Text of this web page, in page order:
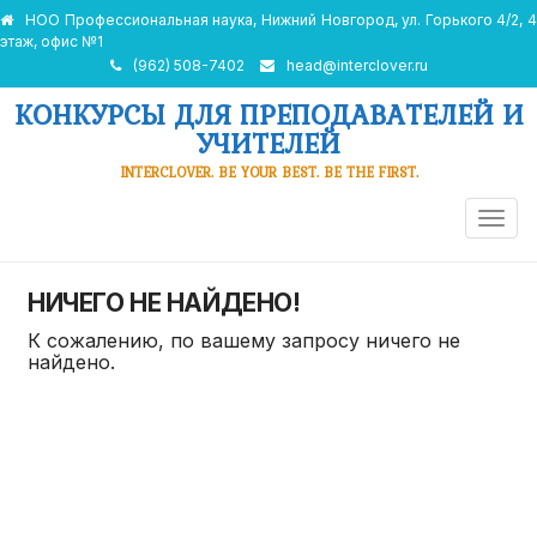
НОО Профессиональная наука, Нижний Новгород, ул. Горького 4/2, 4
этаж, офис №1
(962) 508-7402
head@interclover.ru
КОНКУРСЫ ДЛЯ ПРЕПОДАВАТЕЛЕЙ И
УЧИТЕЛЕЙ
INTERCLOVER. BE YOUR BEST. BE THE FIRST.
НИЧЕГО НЕ НАЙДЕНО!
К сожалению, по вашему запросу ничего не
найдено.